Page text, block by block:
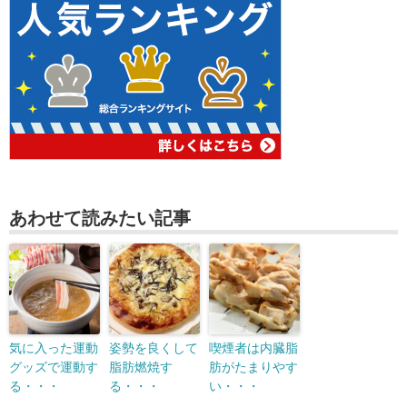
あわせて読みたい記事
気に入った運動
グッズで運動す
る・・・
姿勢を良くして
脂肪燃焼す
る・・・
喫煙者は内臓脂
肪がたまりやす
い・・・